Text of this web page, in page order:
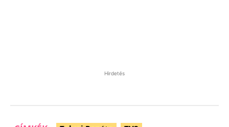
Hirdetés